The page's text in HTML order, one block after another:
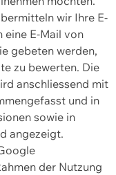
wir Ihre E-
eine E-Mail von
gebeten werden,
zu bewerten. Die
anschliessend mit
und in
sowie in
angezeigt.
der Nutzung